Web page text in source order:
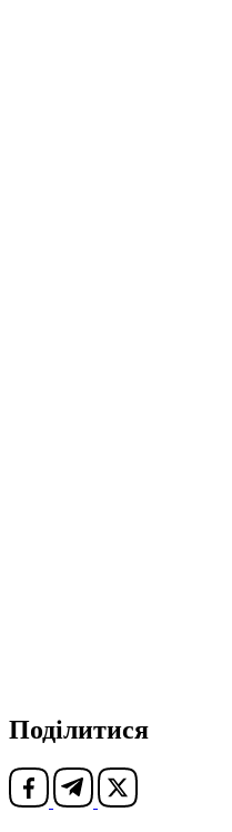
Поділитися